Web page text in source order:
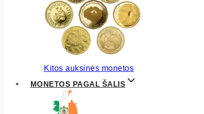
Kitos auksinės monetos
MONETOS PAGAL ŠALIS